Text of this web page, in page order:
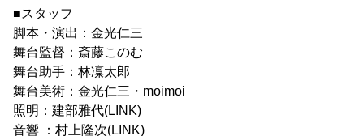
■スタッフ
脚本・演出：金光仁三
舞台監督：斎藤このむ
舞台助手：林凜太郎
舞台美術：金光仁三・moimoi
照明：建部雅代(LINK)
音響 ：村上隆次(LINK)